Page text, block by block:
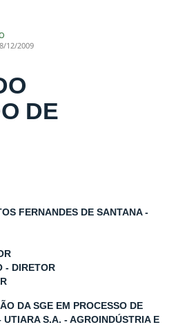
12/2009
DE
FERNANDES DE SANTANA -
- DIRETOR
DA SGE EM PROCESSO DE
S.A. - AGROINDÚSTRIA E